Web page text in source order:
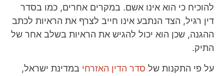
להוכיח כי הוא אינו אשם. במקרים אחרים, כמו בסדר
דין רגיל, הצד הנתבע אינו חייב לצרף את הראיות לכתב
ההגנה, שכן הוא יכול להגיש את הראיות בשלב אחר של
התיק.
על פי התקנות של סדר הדין האזרחי במדינת ישראל,